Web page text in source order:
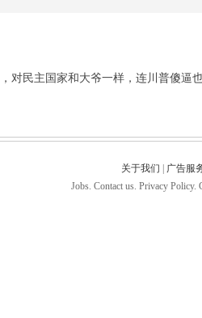
对民主国家和大爷一样，连川普傻逼
关于我们
广告服
Jobs. Contact us. Privacy